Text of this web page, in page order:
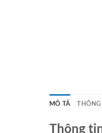
MÔ TẢ
Thông